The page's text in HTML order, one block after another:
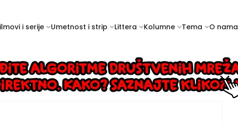
i serije Umetnost i strip Littera Kolumne Tema O nama